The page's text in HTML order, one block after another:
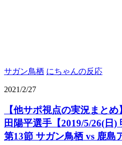
サガン鳥栖 にちゃんの反応
2021/2/27
【他サポ視点の実況まと
田陽平選手【2019/5/26(日
第13節 サガン鳥栖 vs 鹿島